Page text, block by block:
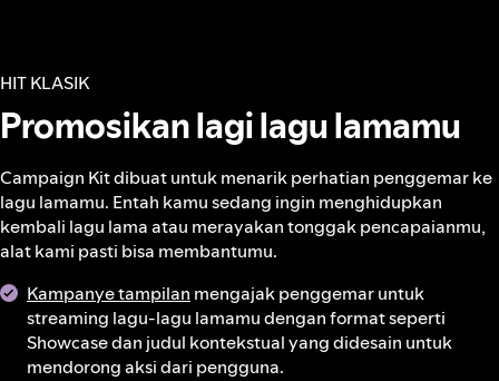
HIT KLASIK
Promosikan lagi lagu lamamu
Campaign Kit dibuat untuk menarik perhatian penggemar ke
lagu lamamu. Entah kamu sedang ingin menghidupkan
kembali lagu lama atau merayakan tonggak pencapaianmu,
alat kami pasti bisa membantumu.
Kampanye tampilan mengajak penggemar untuk
streaming lagu-lagu lamamu dengan format seperti
Showcase dan judul kontekstual yang didesain untuk
mendorong aksi dari pengguna.